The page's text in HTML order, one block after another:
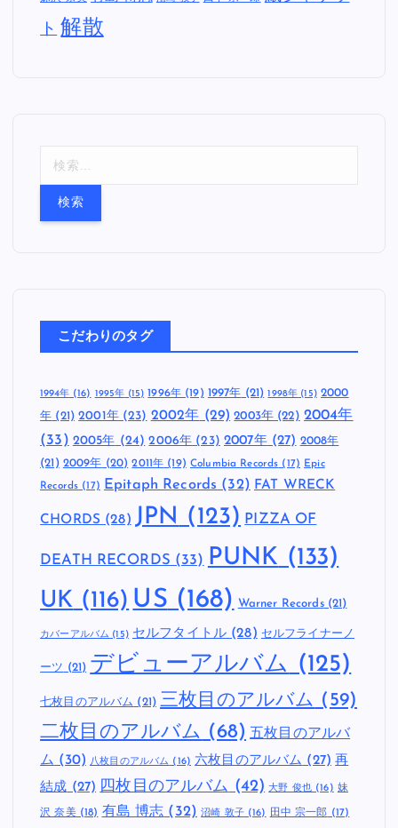
ト 解散
こだわりのタグ
1994年(16) 1995年 (15) 1996年(19) 1997年 (21) 1998年 (15) 2000
年 (21) 2001年(23) 2002年 (29) 2003年 (22) 2004年
(33) 2005年 (24) 2006年 (23) 2007年(27) 2008年
(21) 2009年 (20) 2011年 (19) Columbia Records (17) Epic
Records (17) Epitaph Records (32) FAT WRECK
CHORDS (28) JPN (123) PIZZA OF
DEATH RECORDS (33) PUNK (133)
UK (116) US (168) Warner Records(21)
カバーアルバム (15) セルフタイトル(28) セルフライナーノ
ーツ (21) デビューアルバム (125)
七枚目のアルバム (21) 三枚目のアルバム (59)
二枚目のアルバム (68) 五枚目のアルバ
ム (30) 八枚目のアルバム (16) 六枚目のアルバム (27) 再
結成 (27) 四枚目のアルバム (42) 大野 俊也(16) 妹
沢 奈美(18) 有島 博志 (32) 沼崎 敦子(16) 田中 宗一郎 (17)